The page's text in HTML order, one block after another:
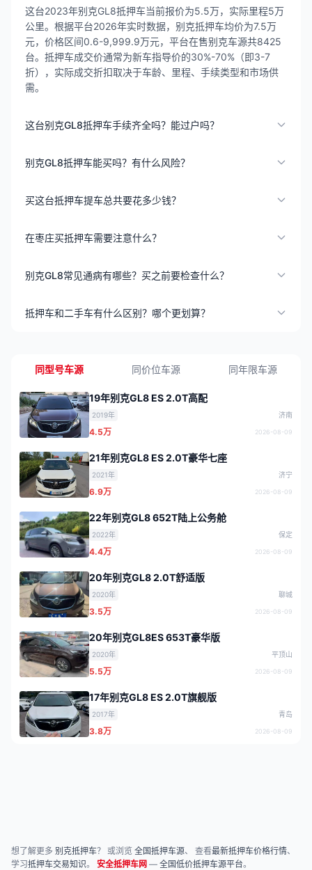
这台2023年别克GL8抵押车当前报价为5.5万，实际里程5万
公里。根据平台2026年实时数据，别克抵押车均价为7.5万
元，价格区间0.6-9,999.9万元，平台在售别克车源共8425
台。抵押车成交价通常为新车指导价的30%-70%（即3-7
折），实际成交折扣取决于车龄、里程、手续类型和市场供
需。
这台别克GL8抵押车手续齐全吗？能过户吗？
别克GL8抵押车能买吗？有什么风险？
买这台抵押车提车总共要花多少钱？
在枣庄买抵押车需要注意什么？
别克GL8常见通病有哪些？买之前要检查什么？
抵押车和二手车有什么区别？哪个更划算？
同型号车源 同价位车源 同年限车源
19年别克GL8 ES 2.0T高配
2019年 济南
4.5万 2026-08-09
21年别克GL8 ES 2.0T豪华七座
2021年 济宁
6.9万 2026-08-09
22年别克GL8 652T陆上公务舱
2022年 保定
4.4万 2026-08-09
20年别克GL8 2.0T舒适版
2020年 聊城
3.5万 2026-08-09
20年别克GL8ES 653T豪华版
2020年 平顶山
5.5万 2026-08-09
17年别克GL8 ES 2.0T旗舰版
2017年 青岛
3.8万 2026-08-09
想了解更多 别克抵押车？ 或浏览 全国抵押车源、 查看最新抵押车价格行情、
学习抵押车交易知识。 安全抵押车网 — 全国低价抵押车源平台。